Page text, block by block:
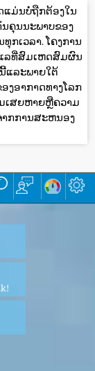
ແມ່ນບໍ່ຖືກຕ້ອງໃນ
ຄຸນນະພາບຂອງ
ກເວລາ. ໂຄງການ
ລທີ່ສົມເຫດສົມຜົນ
ແລະພາຍໃຕ້
ງອາກາດທາງໂລກ
ເສຍຫາຍຫຼືຄວາມ
າກການສະຫນອງ